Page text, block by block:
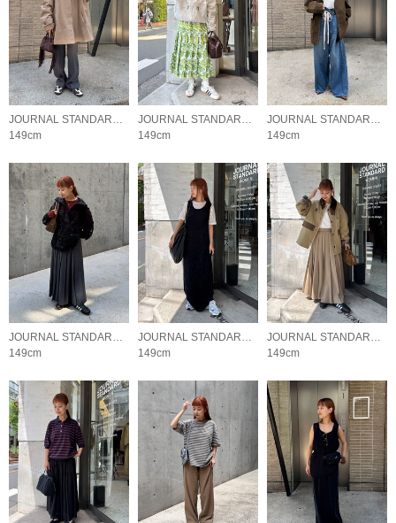
JOURNAL STANDARD LADYS
149cm
JOURNAL STANDARD LADYS
149cm
JOURNAL STANDARD LADYS
149cm
JOURNAL STANDARD LADYS
149cm
JOURNAL STANDARD LADYS
149cm
JOURNAL STANDARD LADYS
149cm